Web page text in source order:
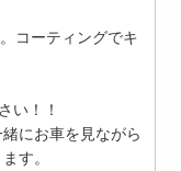
コーティングでキ
い！！
にお車を見ながら
す。